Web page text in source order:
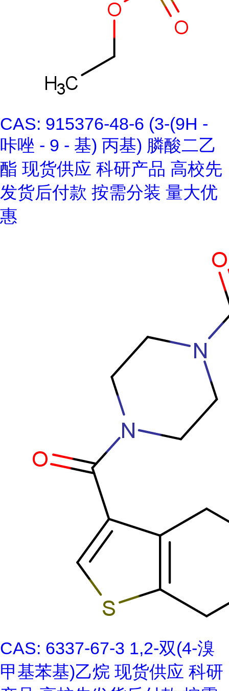
CAS: 915376-48-6 (3-(9H -
咔唑 - 9 - 基) 丙基) 膦酸二乙
酯 现货供应 科研产品 高校先
发货后付款 按需分装 量大优
惠
CAS: 6337-67-3 1,2-双(4-溴
甲基苯基)乙烷 现货供应 科研